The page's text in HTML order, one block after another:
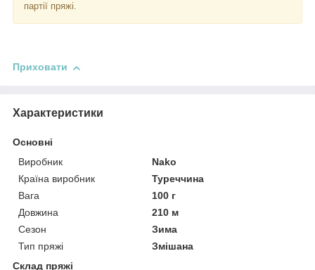
партії пряжі.
Приховати
Характеристики
Основні
Виробник
Nako
Країна виробник
Туреччина
Вага
100 г
Довжина
210 м
Сезон
Зима
Тип пряжі
Змішана
Склад пряжі